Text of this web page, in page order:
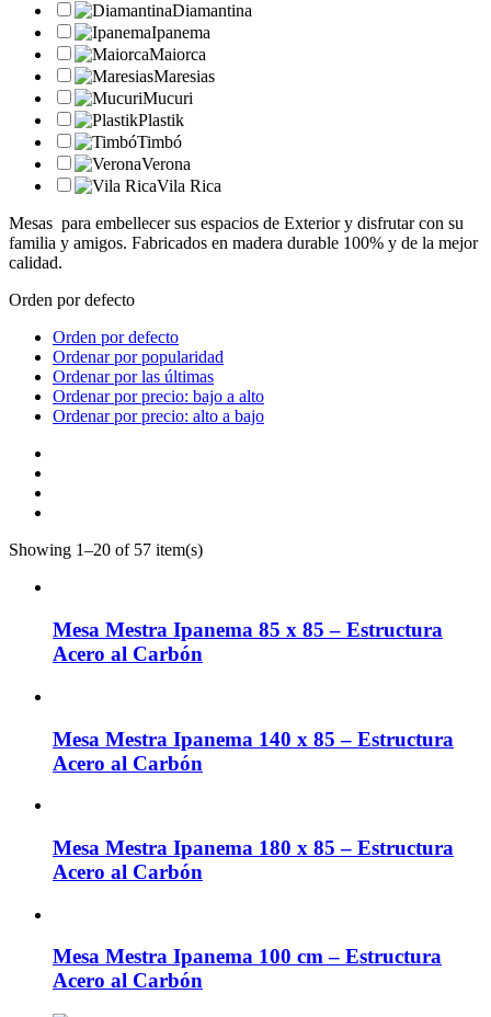
Diamantina
Ipanema
Maiorca
Maresias
Mucuri
Plastik
Timbó
Verona
Vila Rica
Mesas para embellecer sus espacios de Exterior y disfrutar con su
familia y amigos. Fabricados en madera durable 100% y de la mejor
calidad.
Orden por defecto
Orden por defecto
Ordenar por popularidad
Ordenar por las últimas
Ordenar por precio: bajo a alto
Ordenar por precio: alto a bajo
Showing 1–20 of 57 item(s)
Mesa Mestra Ipanema 85 x 85 – Estructura
Acero al Carbón
Mesa Mestra Ipanema 140 x 85 – Estructura
Acero al Carbón
Mesa Mestra Ipanema 180 x 85 – Estructura
Acero al Carbón
Mesa Mestra Ipanema 100 cm – Estructura
Acero al Carbón